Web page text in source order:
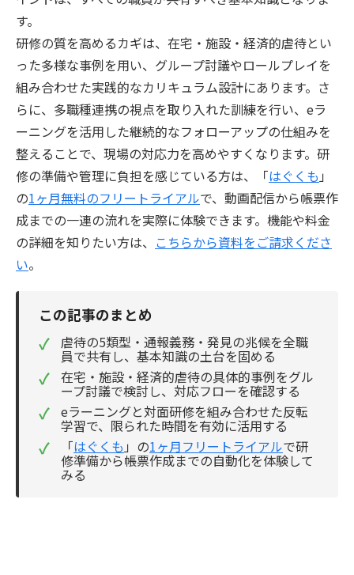
す。
研修の質を高めるカギは、在宅・施設・経済的虐待とい
った多様な事例を用い、グループ討議やロールプレイを
組み合わせた実践的なカリキュラム設計にあります。さ
らに、多職種連携の視点を取り入れた訓練を行い、eラ
ーニングを活用した継続的なフォローアップの仕組みを
整えることで、現場の対応力を高めやすくなります。研
修の準備や管理に負担を感じている方は、「はぐくも 」
の1ヶ月無料のフリートライアルで、動画配信から帳票作
成までの一連の流れを実際に体験できます。機能や料金
の詳細を知りたい方は、 こちらから資料をご請求くださ
い。
この記事のまとめ
✓ 虐待の5類型・通報義務・発見の兆候を全職
員で共有し、基本知識の土台を固める
✓ 在宅・施設・経済的虐待の具体的事例をグル
ープ討議で検討し、対応フローを確認する
✓ eラーニングと対面研修を組み合わせた反転
学習で、限られた時間を有効に活用する
✓ 「はぐくも 」の1ヶ月フリートライアルで研
修準備から帳票作成までの自動化を体験して
みる